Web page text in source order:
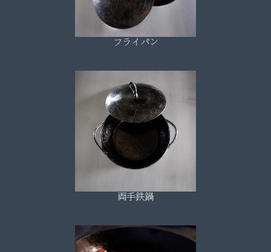
フライパン
両手鉄鍋